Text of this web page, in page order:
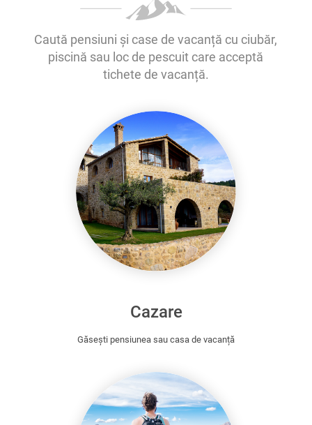
Caută pensiuni și case de vacanță cu ciubăr,
piscină sau loc de pescuit care acceptă
tichete de vacanță.
Cazare
Găsești pensiunea sau casa de vacanță